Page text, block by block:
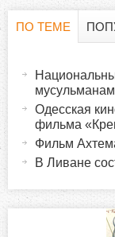
ПО ТЕМЕ
я
мусульманам
Одесская
фильма
Фильм
В Ливане